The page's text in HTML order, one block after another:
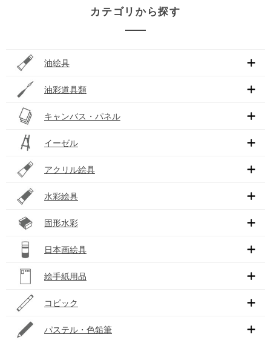
カテゴリから探す
油絵具
油彩道具類
キャンバス・パネル
イーゼル
アクリル絵具
水彩絵具
固形水彩
日本画絵具
絵手紙用品
コピック
パステル・色鉛筆